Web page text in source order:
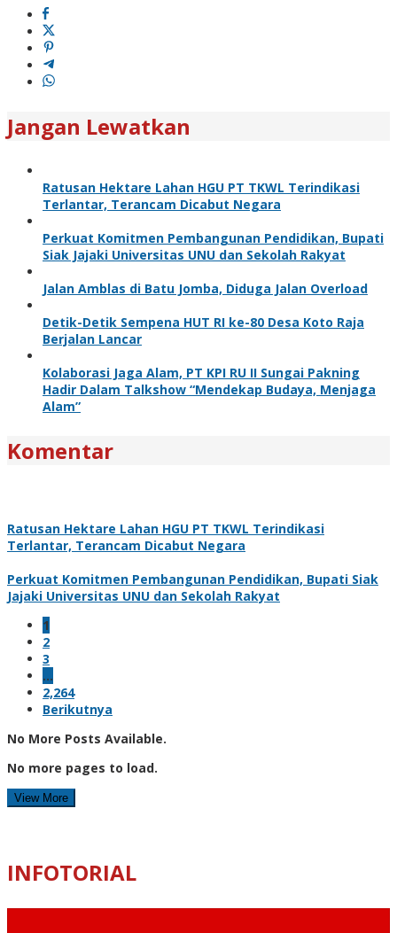
Jangan Lewatkan
Ratusan Hektare Lahan HGU PT TKWL Terindikasi
Terlantar, Terancam Dicabut Negara
Perkuat Komitmen Pembangunan Pendidikan, Bupati
Siak Jajaki Universitas UNU dan Sekolah Rakyat
Jalan Amblas di Batu Jomba, Diduga Jalan Overload
Detik-Detik Sempena HUT RI ke-80 Desa Koto Raja
Berjalan Lancar
Kolaborasi Jaga Alam, PT KPI RU II Sungai Pakning
Hadir Dalam Talkshow “Mendekap Budaya, Menjaga
Alam”
Komentar
Ratusan Hektare Lahan HGU PT TKWL Terindikasi
Terlantar, Terancam Dicabut Negara
Perkuat Komitmen Pembangunan Pendidikan, Bupati Siak
Jajaki Universitas UNU dan Sekolah Rakyat
1
2
3
…
2,264
Berikutnya
No More Posts Available.
No more pages to load.
View More
INFOTORIAL